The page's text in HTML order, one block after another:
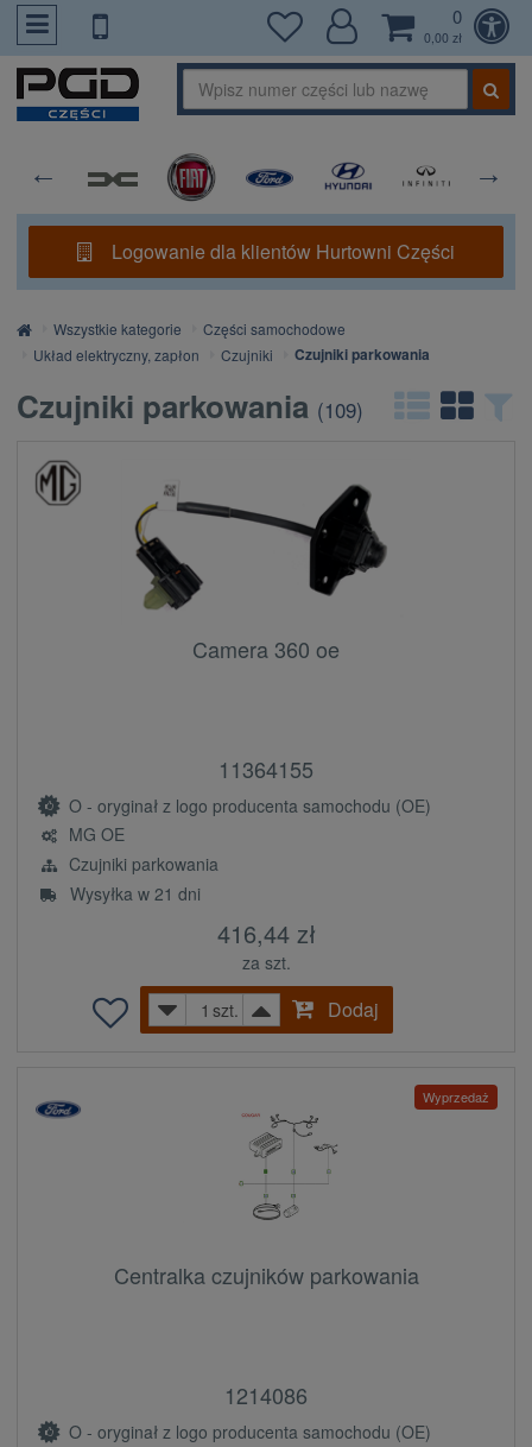
PrzejdzDoTresci
0
0,00 zł
Logowanie dla klientów Hurtowni Części
Strona
główna
Wszystkie kategorie
Części samochodowe
Układ elektryczny, zapłon
Czujniki Czujniki parkowania
Czujniki parkowania (109)
Camera 360 oe
11364155
O - oryginał z logo producenta samochodu (OE)
MG OE
Czujniki parkowania
Wysyłka w 21 dni
416,44 zł
za szt.
szt.
Dodaj
Wyprzedaż
Centralka czujników parkowania
1214086
O - oryginał z logo producenta samochodu (OE)